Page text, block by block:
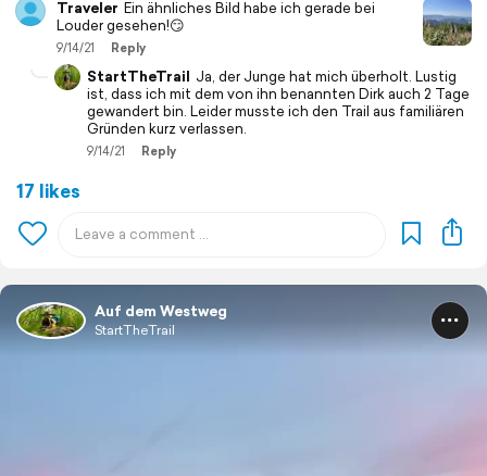
Traveler Ein ähnliches Bild habe ich gerade bei
Louder gesehen!😏
9/14/21 Reply
StartTheTrail Ja, der Junge hat mich überholt. Lustig
ist, dass ich mit dem von ihn benannten Dirk auch 2 Tage
gewandert bin. Leider musste ich den Trail aus familiären
Gründen kurz verlassen.
9/14/21 Reply
17 likes
Auf dem Westweg
StartTheTrail